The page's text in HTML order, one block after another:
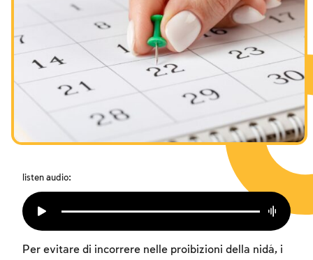
I digiuni commemorativi della distruzione del Tempio
Hanukkah
Purìm
listen audio:
Per evitare di incorrere nelle proibizioni della nidá, i